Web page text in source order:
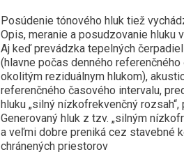
Posúdenie tónového hluk tiež
Opis, meranie a posudzovanie hluku
Aj keď prevádzka tepelných
(hlavne počas denného
okolitým reziduálnym hlukom),
referenčného časového intervalu,
hluku „silný nízkofrekvenčný
Generovaný hluk z tzv. „silným
a veľmi dobre preniká cez stavebné
chránených priestorov